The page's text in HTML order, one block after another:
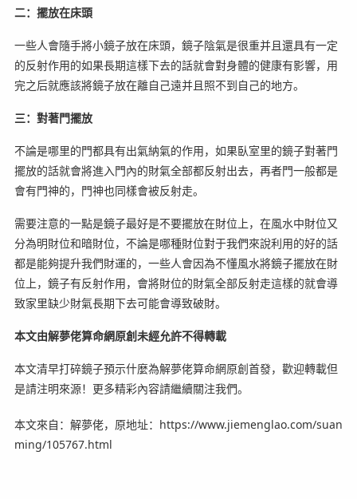
二：擺放在床頭
一些人會隨手將小鏡子放在床頭，鏡子陰氣是很重并且還具有一定
的反射作用的如果長期這樣下去的話就會對身體的健康有影響，用
完之后就應該將鏡子放在離自己遠并且照不到自己的地方。
三：對著門擺放
不論是哪里的門都具有出氣納氣的作用，如果臥室里的鏡子對著門
擺放的話就會將進入門內的財氣全部都反射出去，再者門一般都是
會有門神的，門神也同樣會被反射走。
需要注意的一點是鏡子最好是不要擺放在財位上，在風水中財位又
分為明財位和暗財位，不論是哪種財位對于我們來說利用的好的話
都是能夠提升我們財運的，一些人會因為不懂風水將鏡子擺放在財
位上，鏡子有反射作用，會將財位的財氣全部反射走這樣的就會導
致家里缺少財氣長期下去可能會導致破財。
本文由解夢佬算命網原創未經允許不得轉載
本文清早打碎鏡子預示什麼為解夢佬算命網原創首發，歡迎轉載但
是請注明來源！更多精彩內容請繼續關注我們。
本文來自：解夢佬，原地址：https://www.jiemenglao.com/suan
ming/105767.html